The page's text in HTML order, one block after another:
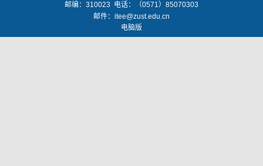
邮编： 310023 电话：（0571）85070303
邮件： itee@zust.edu.cn
电脑版